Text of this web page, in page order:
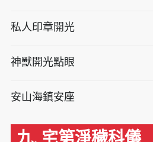
私人印章開光
神獸開光點眼
安山海鎮安座